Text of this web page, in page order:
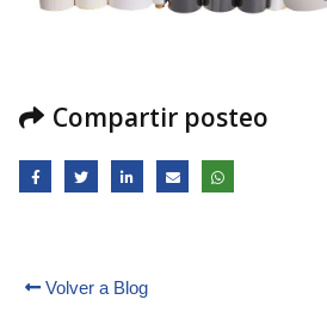
Compartir posteo
Volver a Blog